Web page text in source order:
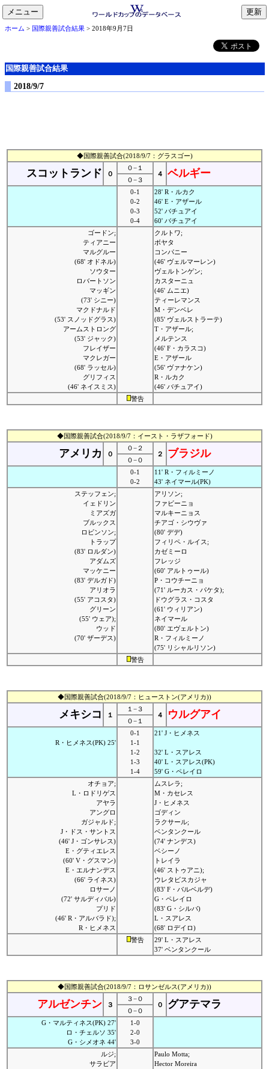
メニュー
toggle
navigation
ホーム > 国際親善試合結果 > 2018年9月7日
国際親善試合結果
2018/9/7
◆国際親善試合(2018/9/7：グラスゴー)
スコットランド ０
０−１
４
ベルギー
０−３
0-1
0-2
0-3
0-4
28' R・ルカク
46' E・アザール
52' バチュアイ
60' バチュアイ
ゴードン;
ティアニー
マルグルー
(68' オドネル)
ソウター
ロバートソン
マッギン
(73' シニー)
マクドナルド
(53' スノッドグラス)
アームストロング
(53' ジャック)
フレイザー
マクレガー
(68' ラッセル)
グリフィス
(46' ネイスミス)
クルトワ;
ボヤタ
コンパニー
(46' ヴェルマーレン)
ヴェルトンゲン;
カスターニュ
(46' ムニエ)
ティーレマンス
M・デンベレ
(85' ヴェルストラーテ)
T・アザール;
メルテンス
(46' F・カラスコ)
E・アザール
(56' ヴァナケン)
R・ルカク
(46' バチュアイ)
警告
◆国際親善試合(2018/9/7：イースト・ラザフォード)
アメリカ ０
０−２
２
ブラジル
０−０
0-1
0-2
11' R・フィルミーノ
43' ネイマール(PK)
ステッフェン;
イェドリン
ミアズガ
ブルックス
ロビンソン;
トラップ
(83' ロルダン)
アダムズ
マッケニー
(83' デルガド)
アリオラ
(55' アコスタ)
グリーン
(55' ウェア);
ウッド
(70' ザーデス)
アリソン;
ファビーニョ
マルキーニョス
チアゴ・シウヴァ
(80' デデ)
フィリペ・ルイス;
カゼミーロ
フレッジ
(60' アルトゥール)
P・コウチーニョ
(71' ルーカス・パケタ);
ドウグラス・コスタ
(61' ウィリアン)
ネイマール
(80' エヴェルトン)
R・フィルミーノ
(75' リシャルリソン)
警告
◆国際親善試合(2018/9/7：ヒューストン(アメリカ))
メキシコ １
１−３
４
ウルグアイ
０−１
R・ヒメネス(PK) 25'
0-1
1-1
1-2
1-3
1-4
21' J・ヒメネス
32' L・スアレス
40' L・スアレス(PK)
59' G・ペレイロ
オチョア;
L・ロドリゲス
アヤラ
アングロ
ガジャルド;
J・ドス・サントス
(46' J・ゴンサレス)
E・グティエレス
(60' V・グスマン)
E・エルナンデス
(66' ライネス)
ロサーノ
(72' サルディバル)
プリド
(46' R・アルバラド);
R・ヒメネス
ムスレラ;
M・カセレス
J・ヒメネス
ゴディン
ラクサール;
ベンタンクール
(74' ナンデス)
ベシーノ
トレイラ
(46' ストゥアニ);
ウレタビスカジャ
(83' F・バルベルデ)
G・ペレイロ
(83' G・シルバ)
L・スアレス
(68' ロデイロ)
警告
29' L・スアレス
37' ベンタンクール
◆国際親善試合(2018/9/7：ロサンゼルス(アメリカ))
アルゼンチン ３
３−０
０
グアテマラ
０−０
G・マルティネス(PK) 27'
ロ・チェルソ 35'
G・シメオネ 44'
1-0
2-0
3-0
ルジ;
サラビア
Paulo Motta;
Hector Moreira